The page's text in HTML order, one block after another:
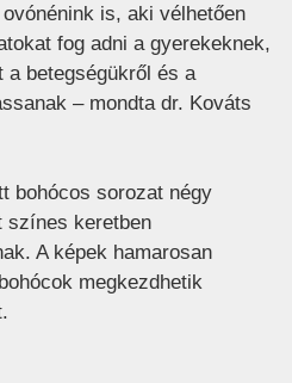
is, aki vélhetően
fog adni a gyerekeknek,
a betegségükről és a
– mondta dr. Kováts
bohócos sorozat négy
színes keretben
A képek hamarosan
megkezdhetik